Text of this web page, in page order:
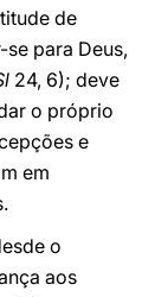
de
para Deus,
24, 6); deve
o próprio
e
em
o
aos